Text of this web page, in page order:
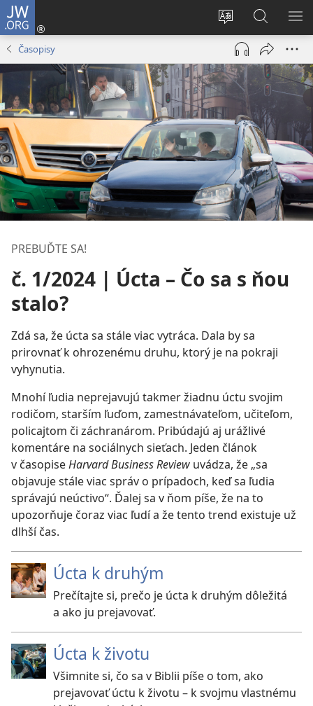
JW.ORG
Zmeniť
jazyk
stránky
Prihlásiť
sa
(otvorí
okno)
na
JW.ORG
Časopisy
PREBUĎTE SA!
č. 1/2024 | Úcta – Čo sa s ňou
stalo?
Zdá sa, že úcta sa stále viac vytráca. Dala by sa
prirovnať k ohrozenému druhu, ktorý je na pokraji
vyhynutia.
Mnohí ľudia neprejavujú takmer žiadnu úctu svojim
rodičom, starším ľuďom, zamestnávateľom, učiteľom,
policajtom či záchranárom. Pribúdajú aj urážlivé
komentáre na sociálnych sieťach. Jeden článok
v časopiseHarvard Business Review uvádza, že „sa
objavuje stále viac správ o prípadoch, keď sa ľudia
správajú neúctivo“. Ďalej sa v ňom píše, že na to
upozorňuje čoraz viac ľudí a že tento trend existuje už
dlhší čas.
Úcta k druhým
Prečítajte si, prečo je úcta k druhým dôležitá
a ako ju prejavovať.
Úcta k životu
Všimnite si, čo sa v Biblii píše o tom, ako
prejavovať úctu k životu – k svojmu vlastnému